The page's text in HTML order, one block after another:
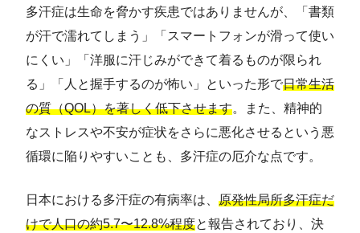
多汗症は生命を脅かす疾患ではありませんが、「書類
が汗で濡れてしまう」「スマートフォンが滑って使い
にくい」「洋服に汗じみができて着るものが限られ
る」「人と握手するのが怖い」といった形で日常生活
の質（QOL）を著しく低下させます。また、精神的
なストレスや不安が症状をさらに悪化させるという悪
循環に陥りやすいことも、多汗症の厄介な点です。
日本における多汗症の有病率は、 原発性局所多汗症だ
けで人口の約5.7〜12.8%程度と報告されており、決